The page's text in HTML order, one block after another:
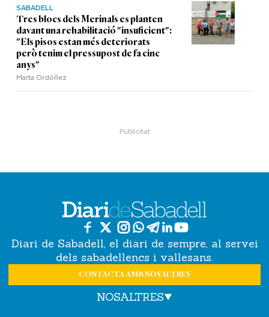
SABADELL
Tres blocs dels Merinals es planten
davant una rehabilitació "insuficient":
"Els pisos estan més deteriorats
però tenim el pressupost de fa cinc
anys"
Marta Ordóñez
Diari de Sabadell, el diari de sempre, al servei
dels sabadellencs i vallesans.
CONTACTA AMB NOSALTRES
NOSALTRES